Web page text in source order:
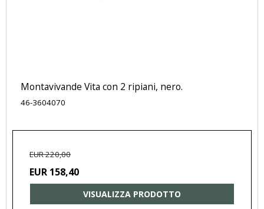
Montavivande Vita con 2 ripiani, nero.
46-3604070
EUR 220,00
EUR 158,40
VISUALIZZA PRODOTTO